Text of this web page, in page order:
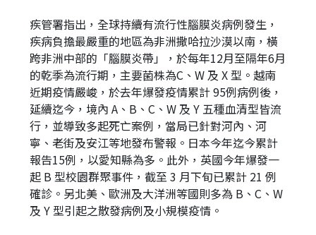
疾管署指出，全球持續有流行性腦膜炎病例發生，
疾病負擔最嚴重的地區為非洲撒哈拉沙漠以南，橫
跨非洲中部的「腦膜炎帶」，於每年12月至隔年6月
的乾季為流行期，主要菌株為C、W 及 X 型。越南
近期疫情嚴峻，於去年爆發疫情累計 95例病例後，
延續迄今，境內 A、B、C、W 及 Y 五種血清型皆流
行，並導致多起死亡案例，當局已針對河內、河
寧、老街及安江等地發布警報。日本今年迄今累計
報告15例，以愛知縣為多。此外，英國今年爆發一
起 B 型校園群聚事件，截至 3 月下旬已累計 21 例
確診。另北美、歐洲及大洋洲等國則多為 B、C、W
及 Y 型引起之散發病例及小規模疫情。